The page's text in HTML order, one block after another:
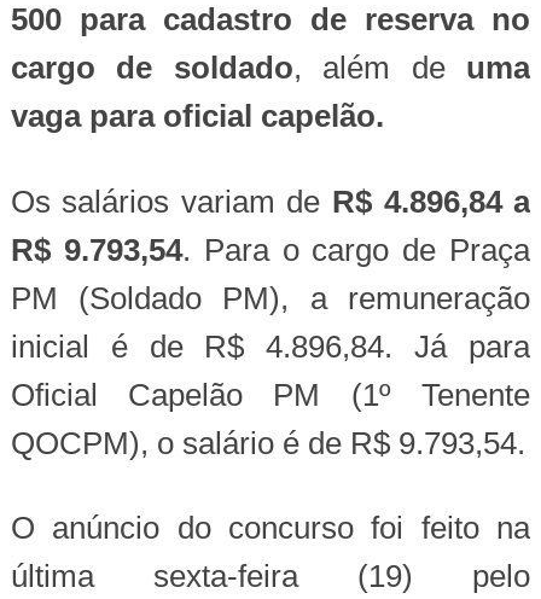
500 para cadastro de reserva no
cargo de soldado, além de uma
vaga para oficial capelão.
Os salários variam de R$ 4.896,84 a
R$ 9.793,54. Para o cargo de Praça
PM (Soldado PM), a remuneração
inicial é de R$ 4.896,84. Já para
Oficial Capelão PM (1º Tenente
QOCPM), o salário é de R$ 9.793,54.
O anúncio do concurso foi feito na
última sexta-feira (19) pelo